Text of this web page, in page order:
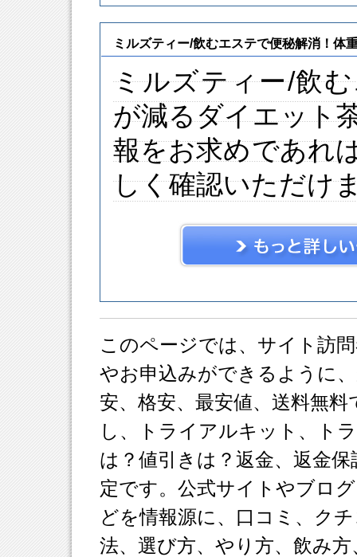
ミルズティー/飲むエステで便秘解消！体
ミルズティー/飲
が減るダイエット
報をお求めであれ
しく確認いただけ
このページでは、サイト訪
やお申込みができるように
安、格安、最安値、送料無
し、トライアルキット、ト
は？値引きは？返金、返金
定です。公式サイトやブロ
どを情報源に、口コミ、ク
法、選び方、やり方、飲み